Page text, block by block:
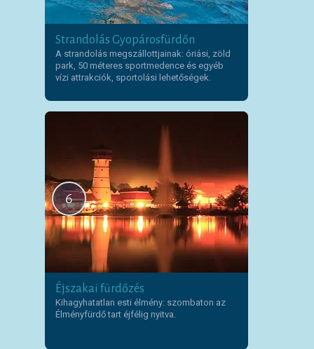
Strandolás Gyopárosfürdőn
A strandolás megszállottjainak: óriási, zöld
park, 50 méteres sportmedence és egyéb
vízi attrakciók, sportolási lehetőségek.
6
Éjszakai fürdőzés
Kihagyhatatlan esti élmény: szombaton az
Élményfürdő tart éjfélig nyitva.